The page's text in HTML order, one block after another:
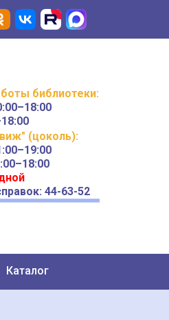
библиотеки:
(цоколь):
44-63-52
Каталог